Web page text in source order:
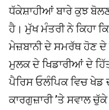
ਧੱਕੇਸ਼ਾਹੀਆਂ ਬਾਰੇ ਕੁਝ
ਹੈ। ਮੁੱਖ ਮੰਤਰੀ ਨੇ ਕਿਹਾ
ਮੇਜ਼ਬਾਨੀ ਦੇ ਸਮਰੱਥ ਹੋਣ ਦੇ
ਮੁਲਕ ਦੇ ਖਿਡਾਰੀਆਂ ਦੇ
ਪੈਰਿਸ ਓਲੰਪਿਕ ਵਿਚ ਖੇਡ
ਕਾਰਗੁਜ਼ਾਰੀ ’ਤੇ ਸਵਾਲ